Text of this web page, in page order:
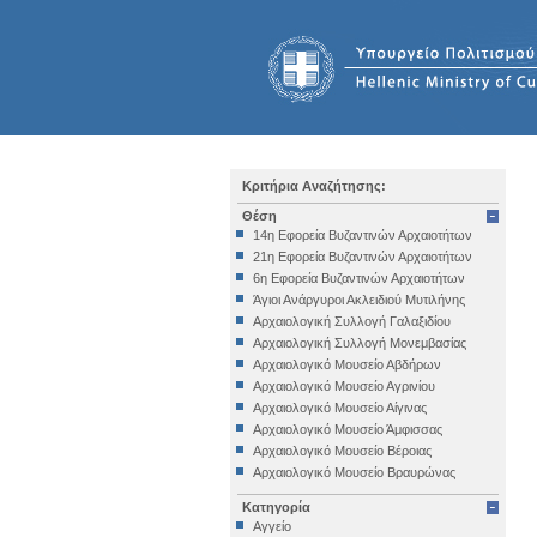
Κριτήρια Αναζήτησης:
Θέση
14η Εφορεία Βυζαντινών Αρχαιοτήτων
21η Εφορεία Βυζαντινών Αρχαιοτήτων
6η Εφορεία Βυζαντινών Αρχαιοτήτων
Άγιοι Ανάργυροι Ακλειδιού Μυτιλήνης
Αρχαιολογική Συλλογή Γαλαξιδίου
Αρχαιολογική Συλλογή Μονεμβασίας
Αρχαιολογικό Μουσείο Αβδήρων
Αρχαιολογικό Μουσείο Αγρινίου
Αρχαιολογικό Μουσείο Αίγινας
Αρχαιολογικό Μουσείο Άμφισσας
Αρχαιολογικό Μουσείο Βέροιας
Αρχαιολογικό Μουσείο Βραυρώνας
Αρχαιολογικό Μουσείο Δελφών
Αρχαιολογικό Μουσείο Ηγουμενίτσας
Κατηγορία
Αγγείο